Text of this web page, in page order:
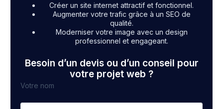
Créer un site internet attractif et fonctionnel.
Augmenter votre trafic grâce à un SEO de
qualité.
Moderniser votre image avec un design
professionnel et engageant.
Besoin d’un devis ou d’un conseil pour
votre projet web ?
Votre nom